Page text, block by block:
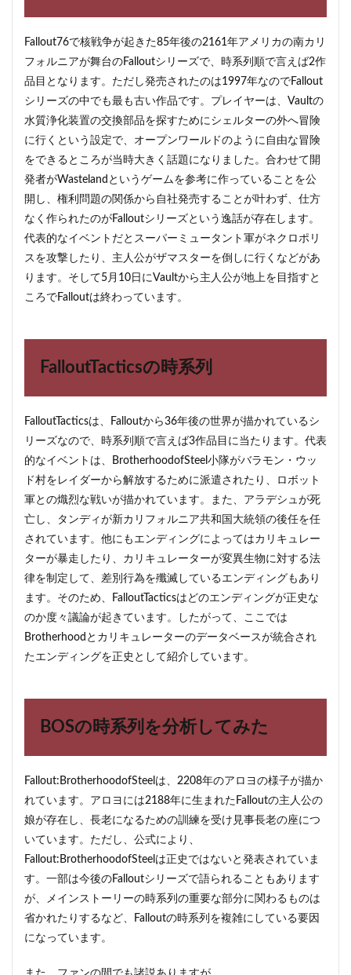
VanBuren
が抱えた
史
まと
め
Fallout76で核戦争が起きた85年後の2161年アメリカの南カリ
フォルニアが舞台のFalloutシリーズで、時系列順で言えば2作
品目となります。ただし発売されたのは1997年なのでFallout
シリーズの中でも最も古い作品です。プレイヤーは、Vaultの
水質浄化装置の交換部品を探すためにシェルターの外へ冒険
に行くという設定で、オープンワールドのように自由な冒険
をできるところが当時大きく話題になりました。合わせて開
発者がWastelandというゲームを参考に作っていることを公
開し、権利問題の関係から自社発売することが叶わず、仕方
なく作られたのがFalloutシリーズという逸話が存在します。
代表的なイベントだとスーパーミュータント軍がネクロポリ
スを攻撃したり、主人公がザマスターを倒しに行くなどがあ
ります。そして5月10日にVaultから主人公が地上を目指すと
ころでFalloutは終わっています。
FalloutTacticsの時系列
FalloutTacticsは、Falloutから36年後の世界が描かれているシ
リーズなので、時系列順で言えば3作品目に当たります。代表
的なイベントは、BrotherhoodofSteel小隊がバラモン・ウッ
ド村をレイダーから解放するために派遣されたり、ロボット
軍との熾烈な戦いが描かれています。また、アラデシュが死
亡し、タンディが新カリフォルニア共和国大統領の後任を任
されています。他にもエンディングによってはカリキュレー
ターが暴走したり、カリキュレーターが変異生物に対する法
律を制定して、差別行為を殲滅しているエンディングもあり
ます。そのため、FalloutTacticsはどのエンディングが正史な
のか度々議論が起きています。したがって、ここでは
Brotherhoodとカリキュレーターのデータベースが統合され
たエンディングを正史として紹介しています。
BOSの時系列を分析してみた
Fallout:BrotherhoodofSteelは、2208年のアロヨの様子が描か
れています。アロヨには2188年に生まれたFalloutの主人公の
娘が存在し、長老になるための訓練を受け見事長老の座につ
いています。ただし、公式により、
Fallout:BrotherhoodofSteelは正史ではないと発表されていま
す。一部は今後のFalloutシリーズで語られることもあります
が、メインストーリーの時系列の重要な部分に関わるものは
省かれたりするなど、Falloutの時系列を複雑にしている要因
になっています。